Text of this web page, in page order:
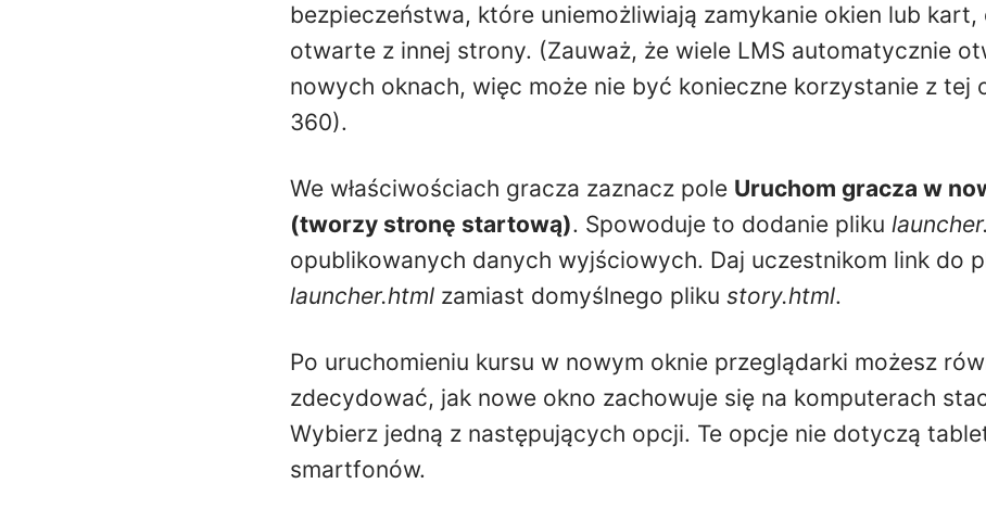
bezpieczeństwa, które uniemożliwiają zamykanie okien lub kart,
otwarte z innej strony. (Zauważ, że wiele LMS automatycznie
nowych oknach, więc może nie być konieczne korzystanie z tej
360).
We właściwościach gracza zaznacz pole Uruchom gracza w
(tworzy stronę startową). Spowoduje to dodanie pliku
opublikowanych danych wyjściowych. Daj uczestnikom link do
launcher.htmlzamiast domyślnego pliku story.html.
Po uruchomieniu kursu w nowym oknie przeglądarki możesz
zdecydować, jak nowe okno zachowuje się na komputerach
Wybierz jedną z następujących opcji. Te opcje nie dotyczą
smartfonów.